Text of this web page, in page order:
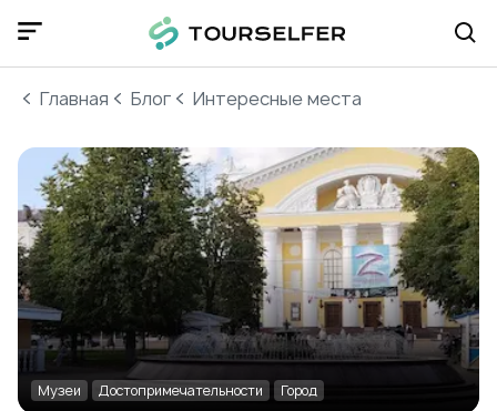
Главная Блог Интересные места
Музеи Достопримечательности Город